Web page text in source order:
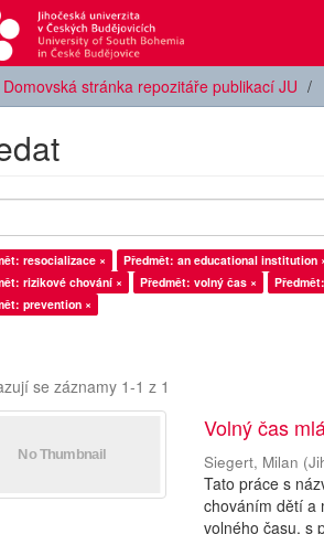
Domovská stránka repozitáře publikací JU
resocializace × Předmět: an educational institution
rizikové chování ×
Předmět: volný čas ×
prevention ×
se záznamy 1-1 z 1
Volný čas
Siegert, Milan (
Tato práce s
chováním dětí a
volného času, s